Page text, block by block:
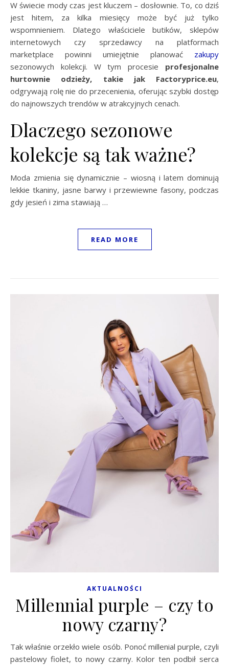
W świecie mody czas jest kluczem – dosłownie. To, co dziś
jest hitem, za kilka miesięcy może być już tylko
wspomnieniem. Dlatego właściciele butików, sklepów
internetowych czy sprzedawcy na platformach
marketplace powinni umiejętnie planować zakupy
sezonowych kolekcji. W tym procesie profesjonalne
hurtownie odzieży, takie jak Factoryprice.eu,
odgrywają rolę nie do przecenienia, oferując szybki dostęp
do najnowszych trendów w atrakcyjnych cenach.
Dlaczego sezonowe
kolekcje są tak ważne?
Moda zmienia się dynamicznie – wiosną i latem dominują
lekkie tkaniny, jasne barwy i przewiewne fasony, podczas
gdy jesień i zima stawiają …
READ MORE
AKTUALNOŚCI
Millennial purple – czy to
nowy czarny?
Tak właśnie orzekło wiele osób. Ponoć millenial purple, czyli
pastelowy fiolet, to nowy czarny. Kolor ten podbił serca